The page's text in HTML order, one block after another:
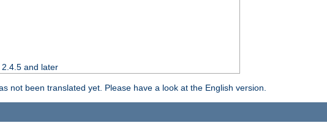
and later
not been translated yet. Please have a look at the English version.